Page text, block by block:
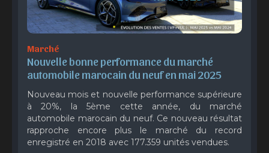
Marché
Nouvelle bonne performance du marché
automobile marocain du neuf en mai 2025
Nouveau mois et nouvelle performance supérieure
à 20%, la 5ème cette année, du marché
automobile marocain du neuf. Ce nouveau résultat
rapproche encore plus le marché du record
enregistré en 2018 avec 177.359 unités vendues.